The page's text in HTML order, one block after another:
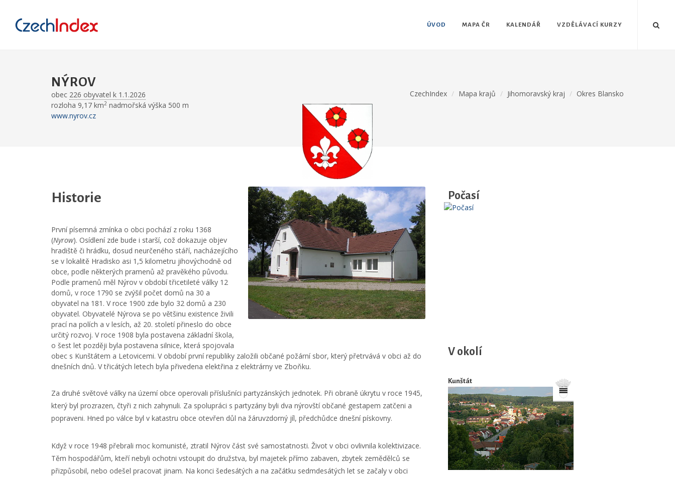
ÚVOD MAPA ČR KALENDÁŘ VZDĚLÁVACÍ KURZY
NÝROV
obec 226 obyvatel k 1.1.2026
rozloha 9,17 km2 nadmořská výška 500 m
www.nyrov.cz
CzechIndex Mapa krajů Jihomoravský kraj Okres Blansko
Historie
První písemná zmínka o obci pochází z roku 1368
(Nyrow). Osídlení zde bude i starší, což dokazuje objev
hradiště či hrádku, dosud neurčeného stáří, nacházejícího
se v lokalitě Hradisko asi 1,5 kilometru jihovýchodně od
obce, podle některých pramenů až pravěkého původu.
Podle pramenů měl Nýrov v období třicetileté války 12
domů, v roce 1790 se zvýšil počet domů na 30 a
obyvatel na 181. V roce 1900 zde bylo 32 domů a 230
obyvatel. Obyvatelé Nýrova se po většinu existence živili
prací na polích a v lesích, až 20. století přineslo do obce
určitý rozvoj. V roce 1908 byla postavena základní škola,
o šest let později byla postavena silnice, která spojovala
obec s Kunštátem a Letovicemi. V období první republiky založili občané požární sbor, který přetrvává v obci až do
dnešních dnů. V třicátých letech byla přivedena elektřina z elektrárny ve Zboňku.
Za druhé světové války na území obce operovali příslušníci partyzánských jednotek. Při obraně úkrytu v roce 1945,
který byl prozrazen, čtyři z nich zahynuli. Za spolupráci s partyzány byli dva nýrovští občané gestapem zatčeni a
popraveni. Hned po válce byl v katastru obce otevřen důl na žáruvzdorný jíl, předchůdce dnešní pískovny.
Když v roce 1948 přebrali moc komunisté, ztratil Nýrov část své samostatnosti. Život v obci ovlivnila kolektivizace.
Těm hospodářům, kteří nebyli ochotni vstoupit do družstva, byl majetek přímo zabaven, zbytek zemědělců se
přizpůsobil, nebo odešel pracovat jinam. Na konci šedesátých a na začátku sedmdesátých let se začaly v obci
Počasí
V okolí
Kunštát